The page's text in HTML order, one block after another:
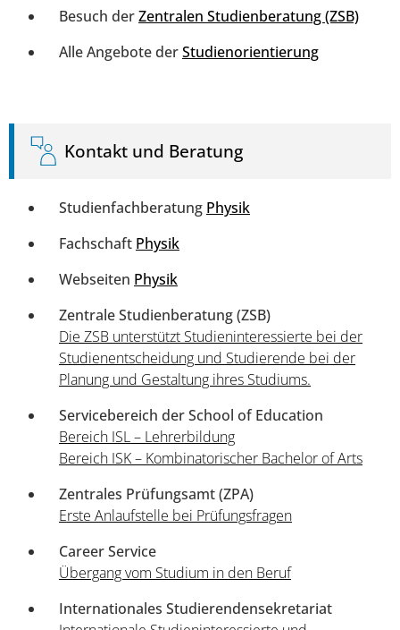
Besuch derZentralen Studienberatung (ZSB)
Alle Angebote derStudienorientierung
Kontakt und Beratung
Studienfachberatung Physik
Fachschaft Physik
Webseiten Physik
Zentrale Studienberatung (ZSB)
Die ZSB unterstützt Studieninteressierte bei der
Studienentscheidung und Studierende bei der
Planung und Gestaltung ihres Studiums.
Servicebereich der School of Education
Bereich ISL – Lehrerbildung
Bereich ISK – Kombinatorischer Bachelor of Arts
Zentrales Prüfungsamt (ZPA)
Erste Anlaufstelle bei Prüfungsfragen
Career Service
Übergang vom Studium in den Beruf
Internationales Studierendensekretariat